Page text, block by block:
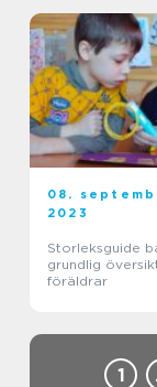
08.
2023
Storleksguide
grundlig
föräldrar
1